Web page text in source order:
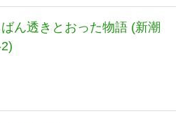
ん透きとおった物語 (新潮